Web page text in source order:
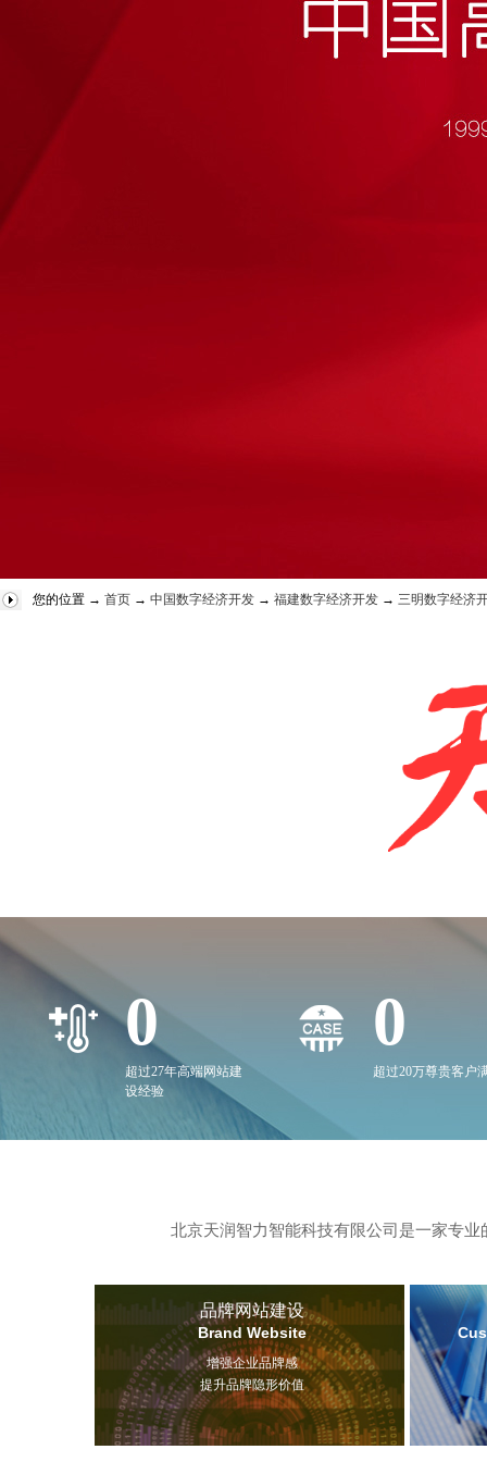
您的位置 → 首页 → 中国数字经济开发 → 福建数字经济开发 → 三明数字经济
0
超过27年高端网站建
设经验
0
超过20万尊贵客户
北京天润智力智能科技有限公司是一家专
品牌网站建设
Brand Website
增强企业品牌感
提升品牌隐形价值